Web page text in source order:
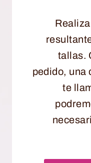
tallas.
pedido, una
te